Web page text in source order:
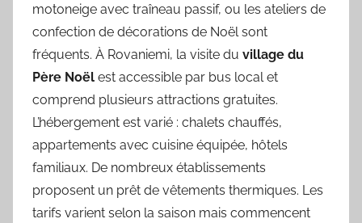
motoneige avec traîneau passif, ou les ateliers de
confection de décorations de Noël sont
fréquents. À Rovaniemi, la visite du village du
Père Noël est accessible par bus local et
comprend plusieurs attractions gratuites.
L’hébergement est varié : chalets chauffés,
appartements avec cuisine équipée, hôtels
familiaux. De nombreux établissements
proposent un prêt de vêtements thermiques. Les
tarifs varient selon la saison mais commencent